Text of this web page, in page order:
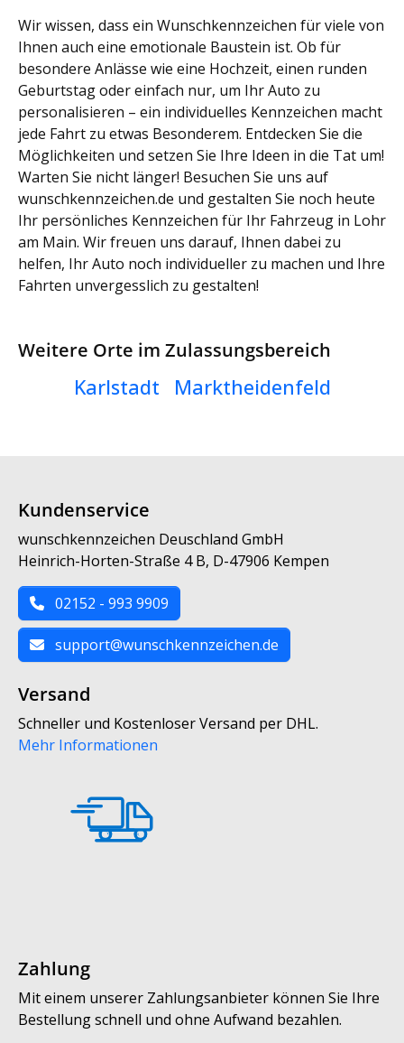
Wir wissen, dass ein Wunschkennzeichen für viele von
Ihnen auch eine emotionale Baustein ist. Ob für
besondere Anlässe wie eine Hochzeit, einen runden
Geburtstag oder einfach nur, um Ihr Auto zu
personalisieren – ein individuelles Kennzeichen macht
jede Fahrt zu etwas Besonderem. Entdecken Sie die
Möglichkeiten und setzen Sie Ihre Ideen in die Tat um!
Warten Sie nicht länger! Besuchen Sie uns auf
wunschkennzeichen.de und gestalten Sie noch heute
Ihr persönliches Kennzeichen für Ihr Fahrzeug in Lohr
am Main. Wir freuen uns darauf, Ihnen dabei zu
helfen, Ihr Auto noch individueller zu machen und Ihre
Fahrten unvergesslich zu gestalten!
Weitere Orte im Zulassungsbereich
Karlstadt Marktheidenfeld
Kundenservice
wunschkennzeichen Deuschland GmbH
Heinrich-Horten-Straße 4 B, D-47906 Kempen
02152 - 993 9909
support@wunschkennzeichen.de
Versand
Schneller und Kostenloser Versand per DHL.
Mehr Informationen
Zahlung
Mit einem unserer Zahlungsanbieter können Sie Ihre
Bestellung schnell und ohne Aufwand bezahlen.